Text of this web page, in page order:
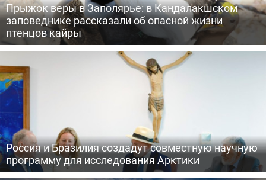
Прыжок веры в Заполярье: в Кандалакшском
заповеднике рассказали об опасной жизни
птенцов кайры
Россия и Бразилия создадут совместную научную
программу для исследования Арктики